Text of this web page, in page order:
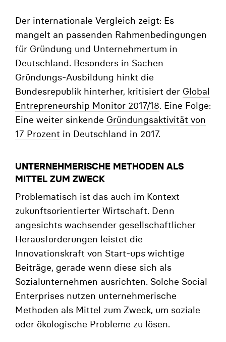
Der internationale Vergleich zeigt: Es
mangelt an passenden Rahmenbedingungen
für Gründung und Unternehmertum in
Deutschland. Besonders in Sachen
Gründungs-Ausbildung hinkt die
Bundesrepublik hinterher, kritisiert der Global
Entrepreneurship Monitor 2017/18. Eine Folge:
Eine weiter sinkende Gründungsaktivität von
17 Prozent in Deutschland in 2017.
UNTERNEHMERISCHE METHODEN ALS
MITTEL ZUM ZWECK
Problematisch ist das auch im Kontext
zukunftsorientierter Wirtschaft. Denn
angesichts wachsender gesellschaftlicher
Herausforderungen leistet die
Innovationskraft von Start-ups wichtige
Beiträge, gerade wenn diese sich als
Sozialunternehmen ausrichten. Solche Social
Enterprises nutzen unternehmerische
Methoden als Mittel zum Zweck, um soziale
oder ökologische Probleme zu lösen.